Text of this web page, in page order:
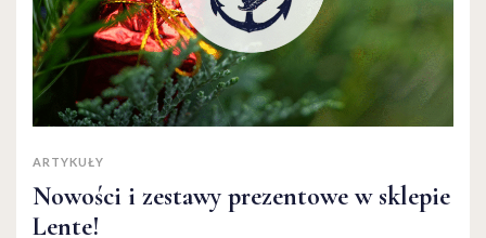
ARTYKUŁY
Nowości i zestawy prezentowe w sklepie
Lente!